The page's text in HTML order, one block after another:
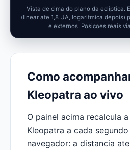
Vista de cima do plano da ecliptica.
(linear ate 1,8 UA, logaritmica depois)
e externos. Posicoes reais
Como
Kleopatra ao vivo
O painel acima recalcula
Kleopatra a cada
navegador: a distancia